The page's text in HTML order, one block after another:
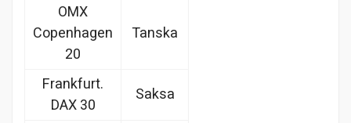
OMX
Copenhagen
20
Tanska
Frankfurt.
DAX 30
Saksa